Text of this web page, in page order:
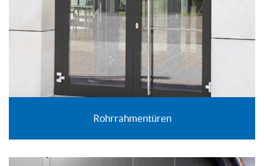
Rohrrahmentüren